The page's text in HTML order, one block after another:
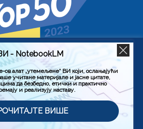
Услови коришћења (Лиценца)
на овој веб страници да бисмо вам
коришћења нашег сајта тако што
жељене поставке. Кликом на
на употребу СВИХ колачића.
посетите „Подешавање колачића“
сагласност.
- NotebookLM
ов алат „утемељене“ ВИ који, ослањајући
учитане материјале и јасне цитате,
да безбедно, етички и практично
и реализују наставу.
ВИШЕ